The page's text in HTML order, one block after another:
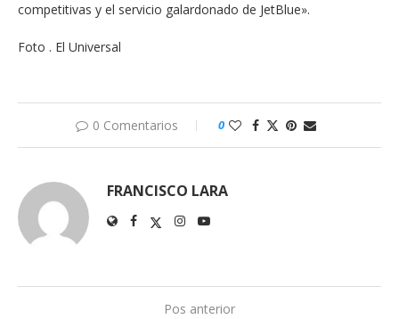
competitivas y el servicio galardonado de JetBlue».
Foto . El Universal
0 Comentarios 0
FRANCISCO LARA
Pos anterior